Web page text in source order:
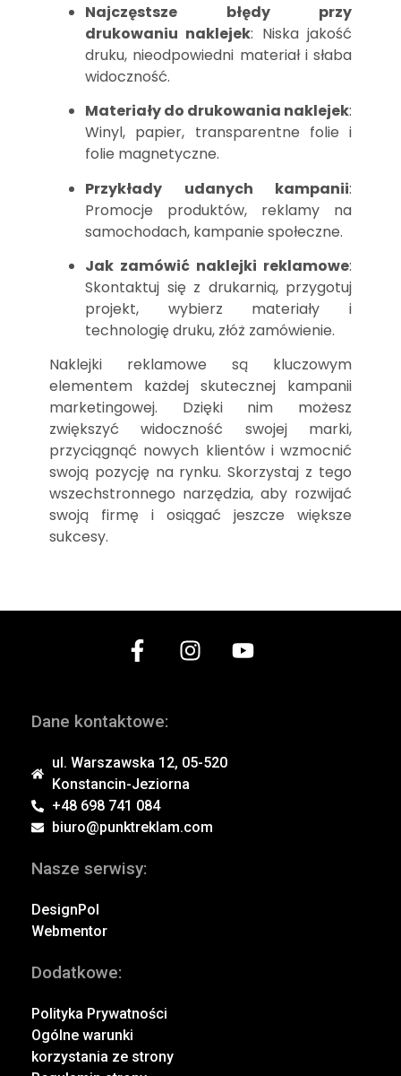
Najczęstsze błędy przy
drukowaniu naklejek: Niska jakość
druku, nieodpowiedni materiał i słaba
widoczność.
Materiały do drukowania naklejek:
Winyl, papier, transparentne folie i
folie magnetyczne.
Przykłady udanych kampanii:
Promocje produktów, reklamy na
samochodach, kampanie społeczne.
Jak zamówić naklejki reklamowe:
Skontaktuj się z drukarnią, przygotuj
projekt, wybierz materiały i
technologię druku, złóż zamówienie.
Naklejki reklamowe są kluczowym
elementem każdej skutecznej kampanii
marketingowej. Dzięki nim możesz
zwiększyć widoczność swojej marki,
przyciągnąć nowych klientów i wzmocnić
swoją pozycję na rynku. Skorzystaj z tego
wszechstronnego narzędzia, aby rozwijać
swoją firmę i osiągać jeszcze większe
sukcesy.
Dane kontaktowe:
ul. Warszawska 12, 05-520
Konstancin-Jeziorna
+48 698 741 084
biuro@punktreklam.com
Nasze serwisy:
DesignPol
Webmentor
Dodatkowe:
Polityka Prywatności
Ogólne warunki
korzystania ze strony